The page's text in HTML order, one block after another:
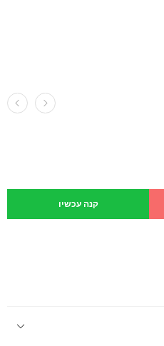
קנה עכשיו